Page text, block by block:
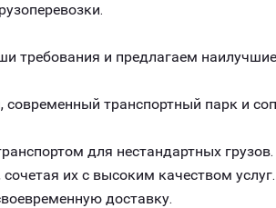
требования и предлагаем
транспортный парк и
для нестандартных грузов.
их с высоким качеством услуг.
доставку.